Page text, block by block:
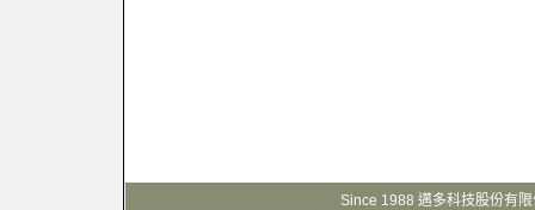
Since 1988 邁多科技股份